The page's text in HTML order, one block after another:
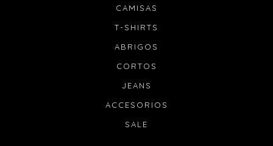
CAMISAS
T-SHIRTS
ABRIGOS
CORTOS
JEANS
ACCESORIOS
SALE